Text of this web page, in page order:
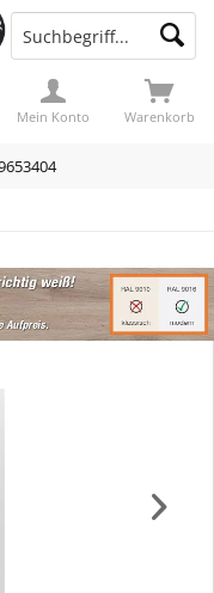
Warenkorb
Mein Konto